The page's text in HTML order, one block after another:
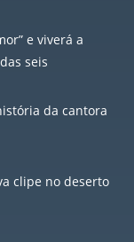
e viverá a
seis
da cantora
clipe no deserto